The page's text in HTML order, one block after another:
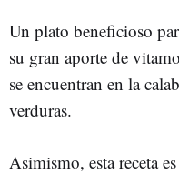
Un plato beneficioso
su gran aporte de
se encuentran en la
verduras.
Asimismo, esta receta